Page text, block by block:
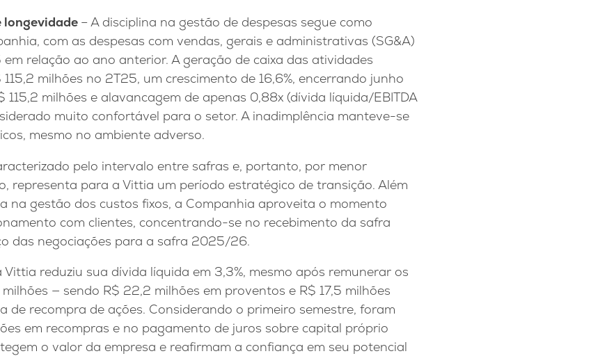
longevidade – A disciplina na gestão de despesas segue como
com as despesas com vendas, gerais e administrativas (SG&A)
em relação ao ano anterior. A geração de caixa das atividades
milhões no 2T25, um crescimento de 16,6%, encerrando junho
115,2 milhões e alavancagem de apenas 0,88x (dívida líquida/EBITDA
muito confortável para o setor. A inadimplência manteve-se
mesmo no ambiente adverso.
pelo intervalo entre safras e, portanto, por menor
representa para a Vittia um período estratégico de transição. Além
na gestão dos custos fixos, a Companhia aproveita o momento
com clientes, concentrando-se no recebimento da safra
das negociações para a safra 2025/26.
Vittia reduziu sua dívida líquida em 3,3%, mesmo após remunerar os
— sendo R$ 22,2 milhões em proventos e R$ 17,5 milhões
de recompra de ações. Considerando o primeiro semestre, foram
em recompras e no pagamento de juros sobre capital próprio
o valor da empresa e reafirmam a confiança em seu potencial